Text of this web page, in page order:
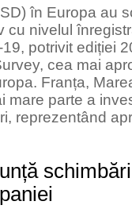
în Europa au
cu nivelul
potrivit ediției
cea mai
Franța,
mare parte a
reprezentând